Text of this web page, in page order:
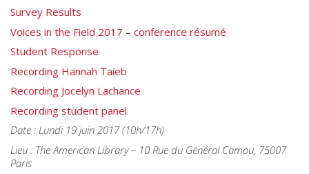
Survey Results
Voices in the Field 2017 – conference résumé
Student Response
Recording Hannah Taieb
Recording Jocelyn Lachance
Recording student panel
Date : Lundi 19 juin 2017 (10h/17h)
Lieu : The American Library – 10 Rue du Général Camou, 75007
Paris